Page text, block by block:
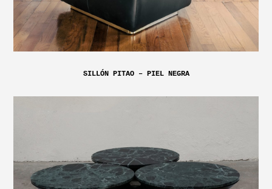
SILLÓN PITAO – PIEL NEGRA